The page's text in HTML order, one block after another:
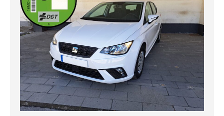
INICIAR SESIÓN
¿Ha olvidado la contraseña?